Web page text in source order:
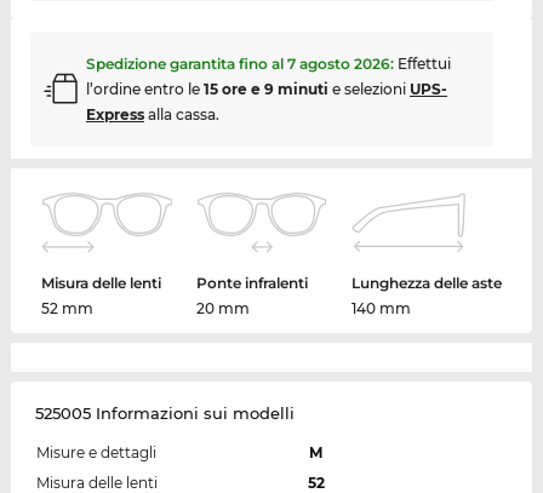
Spedizione garantita fino al 7 agosto 2026: Effettui
l’ordine entro le 15 ore e 9 minuti e selezioni UPS-
Expressalla cassa.
Misura delle lenti
52 mm
Ponte infralenti
20 mm
Lunghezza delle aste
140 mm
525005 Informazioni sui modelli
Misure e dettagli
M
Misura delle lenti
52